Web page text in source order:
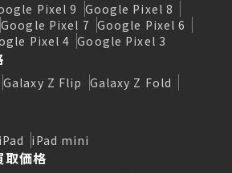
Pixel 9 Google Pixel 8
Google Pixel 7 Google Pixel 6
Pixel 4 Google Pixel 3
Galaxy Z Flip Galaxy Z Fold
iPad iPad mini
価格